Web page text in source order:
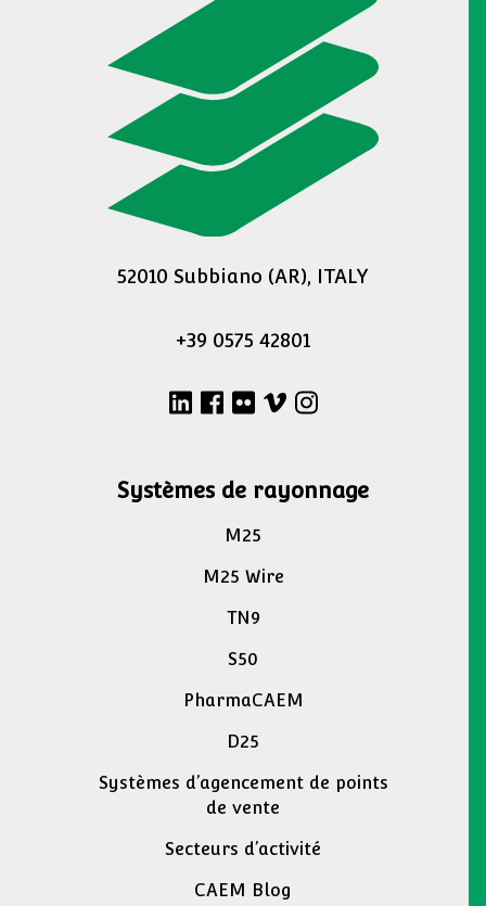
52010 Subbiano (AR), ITALY
+39 0575 42801
Systèmes de rayonnage
M25
M25 Wire
TN9
S50
PharmaCAEM
D25
Systèmes d’agencement de points
de vente
Secteurs d’activité
CAEM Blog